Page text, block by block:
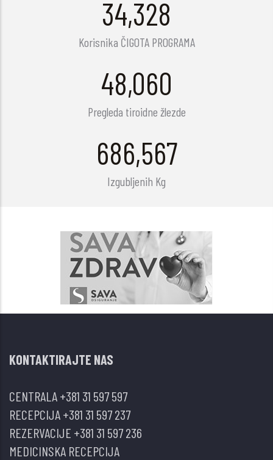
45,522
Korisnika ČIGOTA PROGRAMA
63,731
Pregleda tiroidne žlezde
910,448
Izgubljenih Kg
KONTAKTIRAJTE NAS
CENTRALA+381 31 597 597
RECEPCIJA+381 31 597 237
REZERVACIJE +381 31 597 236
MEDICINSKA RECEPCIJA